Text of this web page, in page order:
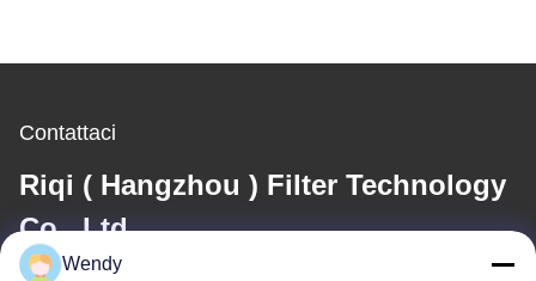
Contattaci
Riqi ( Hangzhou ) Filter Technology
Co., Ltd.
Wendy